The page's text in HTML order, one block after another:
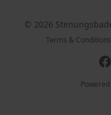
© 2026
Terms & Conditions